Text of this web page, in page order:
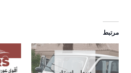
مرتبط